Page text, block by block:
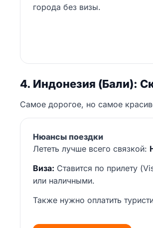
города без визы.
4. Индонезия (Бали):
Самое дорогое, но самое
Нюансы поездки
Лететь лучше всего связкой:
Виза: Ставится по прилету
или наличными.
Также нужно оплатить